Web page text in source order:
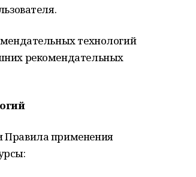
технологий
рекомендательных
Правила применения